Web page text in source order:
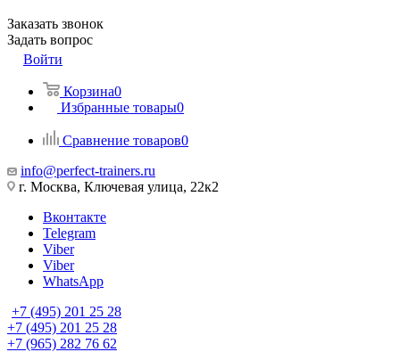
Заказать звонок
Задать вопрос
Войти
Корзина0
Избранные товары0
Сравнение товаров0
info@perfect-trainers.ru
г. Москва, Ключевая улица, 22к2
Вконтакте
Telegram
Viber
Viber
WhatsApp
+7 (495) 201 25 28
+7 (495) 201 25 28
+7 (965) 282 76 62